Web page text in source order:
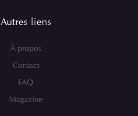
Autres liens
À propos
Contact
FAQ
Magazine